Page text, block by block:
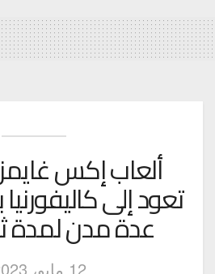
تعود إلى
عدة مدن لمدة
12 مايو، 2023